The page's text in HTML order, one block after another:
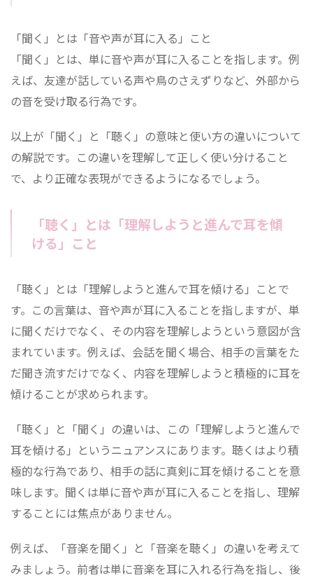
「聞く」とは「音や声が耳に入る」こと
「聞く」とは、単に音や声が耳に入ることを指します。例
えば、友達が話している声や鳥のさえずりなど、外部から
の音を受け取る行為です。
以上が「聞く」と「聴く」の意味と使い方の違いについて
の解説です。この違いを理解して正しく使い分けること
で、より正確な表現ができるようになるでしょう。
「聴く」とは「理解しようと進んで耳を傾
ける」こと
「聴く」とは「理解しようと進んで耳を傾ける」ことで
す。この言葉は、音や声が耳に入ることを指しますが、単
に聞くだけでなく、その内容を理解しようという意図が含
まれています。例えば、会話を聞く場合、相手の言葉をた
だ聞き流すだけでなく、内容を理解しようと積極的に耳を
傾けることが求められます。
「聴く」と「聞く」の違いは、この「理解しようと進んで
耳を傾ける」というニュアンスにあります。聴くはより積
極的な行為であり、相手の話に真剣に耳を傾けることを意
味します。聞くは単に音や声が耳に入ることを指し、理解
することには焦点がありません。
例えば、「音楽を聞く」と「音楽を聴く」の違いを考えて
みましょう。前者は単に音楽を耳に入れる行為を指し、後